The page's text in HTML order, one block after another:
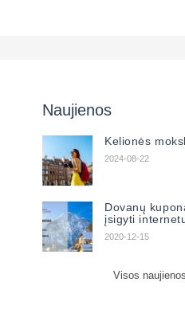
Naujienos
Kelionės
2024-08-22
Dovanų
įsigyti
2020-12-15
Visos naujienos